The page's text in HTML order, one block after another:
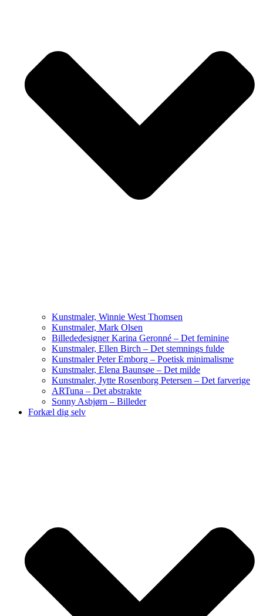
Kunstmaler, Winnie West Thomsen
Kunstmaler, Mark Olsen
Billededesigner Karina Geronné – Det feminine
Kunstmaler, Ellen Birch – Det stemnings fulde
Kunstmaler Peter Emborg – Poetisk minimalisme
Kunstmaler, Elena Baunsøe – Det milde
Kunstmaler, Jytte Rosenborg Petersen – Det farverige
ARTuna – Det abstrakte
Sonny Asbjørn – Billeder
Forkæl dig selv